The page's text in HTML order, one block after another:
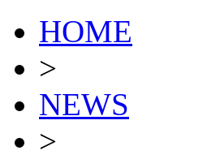
HOME
>
NEWS
>